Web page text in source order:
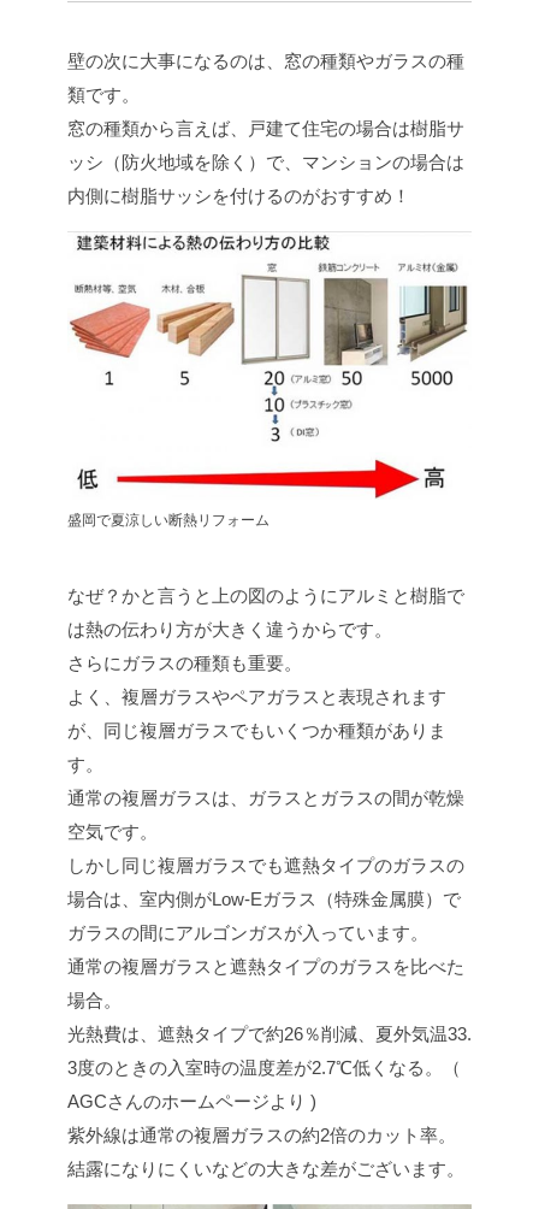
壁の次に大事になるのは、窓の種類やガラスの種
類です。
窓の種類から言えば、戸建て住宅の場合は樹脂サ
ッシ（防火地域を除く）で、マンションの場合は
内側に樹脂サッシを付けるのがおすすめ！
盛岡で夏涼しい断熱リフォーム
なぜ？かと言うと上の図のようにアルミと樹脂で
は熱の伝わり方が大きく違うからです。
さらにガラスの種類も重要。
よく、複層ガラスやペアガラスと表現されます
が、同じ複層ガラスでもいくつか種類がありま
す。
通常の複層ガラスは、ガラスとガラスの間が乾燥
空気です。
しかし同じ複層ガラスでも遮熱タイプのガラスの
場合は、室内側がLow-Eガラス（特殊金属膜）で
ガラスの間にアルゴンガスが入っています。
通常の複層ガラスと遮熱タイプのガラスを比べた
場合。
光熱費は、遮熱タイプで約26％削減、夏外気温33.
3度のときの入室時の温度差が2.7℃低くなる。（
AGCさんのホームページより )
紫外線は通常の複層ガラスの約2倍のカット率。
結露になりにくいなどの大きな差がございます。